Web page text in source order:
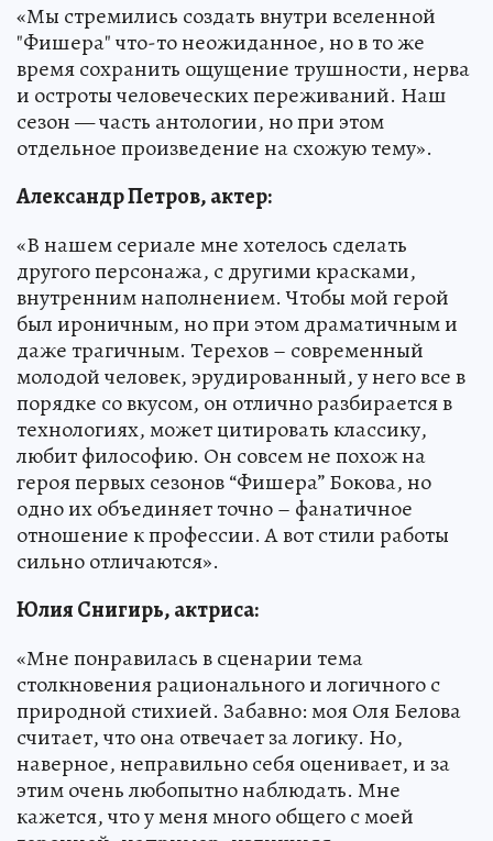
«Мы стремились создать внутри вселенной
"Фишера" что-то неожиданное, но в то же
время сохранить ощущение трушности, нерва
и остроты человеческих переживаний. Наш
сезон — часть антологии, но при этом
отдельное произведение на схожую тему».
Александр Петров, актер:
«В нашем сериале мне хотелось сделать
другого персонажа, с другими красками,
внутренним наполнением. Чтобы мой герой
был ироничным, но при этом драматичным и
даже трагичным. Терехов – современный
молодой человек, эрудированный, у него все в
порядке со вкусом, он отлично разбирается в
технологиях, может цитировать классику,
любит философию. Он совсем не похож на
героя первых сезонов “Фишера” Бокова, но
одно их объединяет точно – фанатичное
отношение к профессии. А вот стили работы
сильно отличаются».
Юлия Снигирь, актриса:
«Мне понравилась в сценарии тема
столкновения рационального и логичного с
природной стихией. Забавно: моя Оля Белова
считает, что она отвечает за логику. Но,
наверное, неправильно себя оценивает, и за
этим очень любопытно наблюдать. Мне
кажется, что у меня много общего с моей